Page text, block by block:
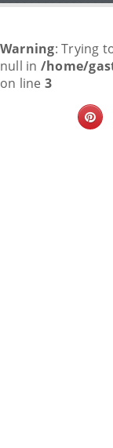
Warning: Trying
null in /home/
on line 3